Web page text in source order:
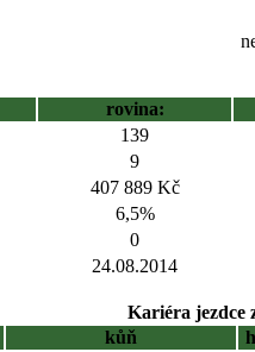
rovina:
139
9
407 889 Kč
6,5%
0
24.08.2014
Kariéra jezdce
kůň